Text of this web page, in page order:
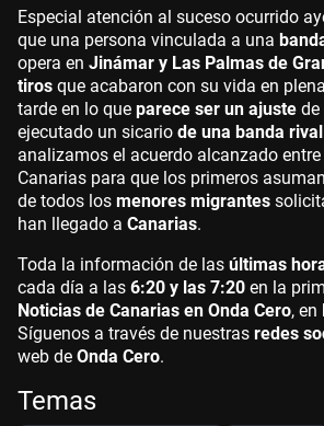
Especial atención al suceso ocurrido
que una persona vinculada a una
opera en Jinámar y Las Palmas de
tiros que acabaron con su vida en
tarde en lo que parece ser un ajuste de
ejecutado un sicario de una banda rival
analizamos el acuerdo alcanzado
Canarias para que los primeros
de todos los menores migrantes
han llegado a Canarias.
Toda la información de las últimas
cada día a las 6:20 y las 7:20 en la
Noticias de Canarias en Onda Cero, en
Síguenos a través de nuestras redes
web de Onda Cero.
Temas